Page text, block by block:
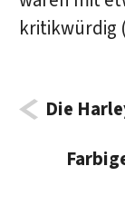
kritikwürdig
Die